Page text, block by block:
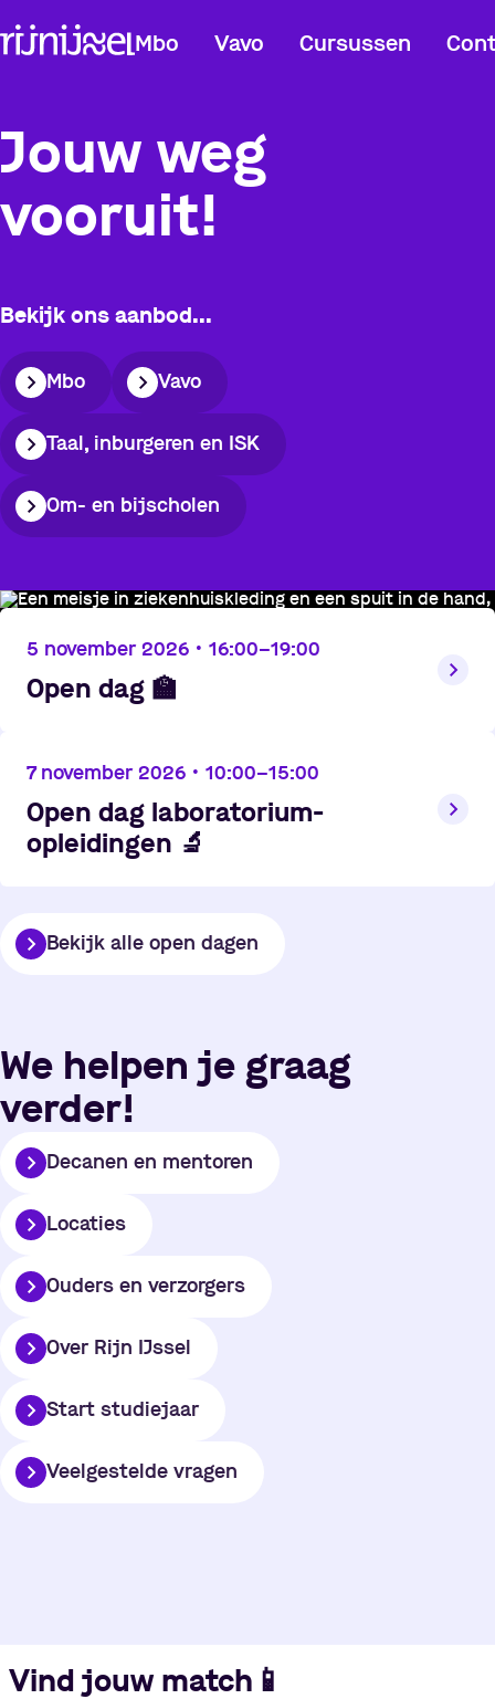
Mbo Vavo Cursussen
Jouw weg
vooruit!
Bekijk ons aanbod...
Mbo Vavo
Taal, inburgeren en ISK
Om- en bijscholen
5 november 2026 • 16:00–19:00
Open dag 🏫
7 november 2026 • 10:00–15:00
Open dag laboratorium-
opleidingen 🔬
Bekijk alle open dagen
We helpen je graag
verder!
Decanen en mentoren
Locaties
Ouders en verzorgers
Over Rijn IJssel
Start studiejaar
Veelgestelde vragen
Vind jouw match 📱